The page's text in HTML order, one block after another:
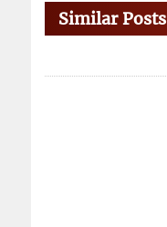
Similar Posts